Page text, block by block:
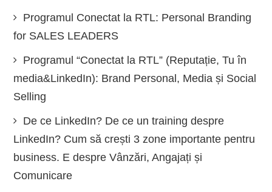
Programul Conectat la RTL: Personal Branding
for SALES LEADERS
Programul “Conectat la RTL” (Reputație, Tu în
media&LinkedIn): Brand Personal, Media și Social
Selling
De ce LinkedIn? De ce un training despre
LinkedIn? Cum să crești 3 zone importante pentru
business. E despre Vânzări, Angajați și
Comunicare